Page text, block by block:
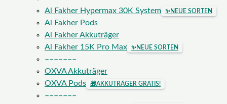
Al Fakher Hypermax 30K System
✨NEUE SORTEN
Al Fakher Pods
Al Fakher Akkuträger
Al Fakher 15K Pro Max
✨NEUE SORTEN
–––––––
OXVA Akkuträger
OXVA Pods
🎁AKKUTRÄGER GRATIS!
–––––––